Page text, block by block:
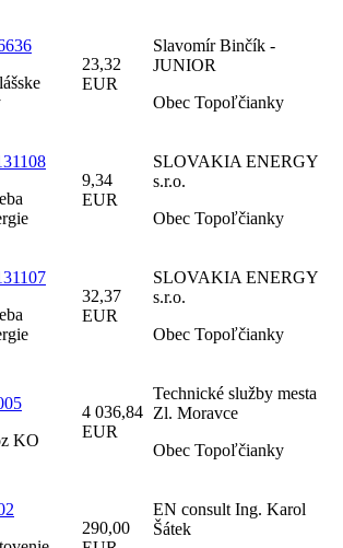
23,32
EUR
Slavomír Binčík -
JUNIOR
Obec Topoľčianky
9,34
EUR
SLOVAKIA ENERGY
s.r.o.
Obec Topoľčianky
32,37
EUR
SLOVAKIA ENERGY
s.r.o.
Obec Topoľčianky
KO
4 036,84
EUR
Technické služby mesta
Zl. Moravce
Obec Topoľčianky
290,00
EN consult Ing. Karol
Šátek